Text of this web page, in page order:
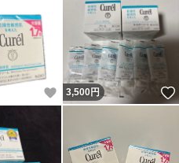
いいね！
3,500円